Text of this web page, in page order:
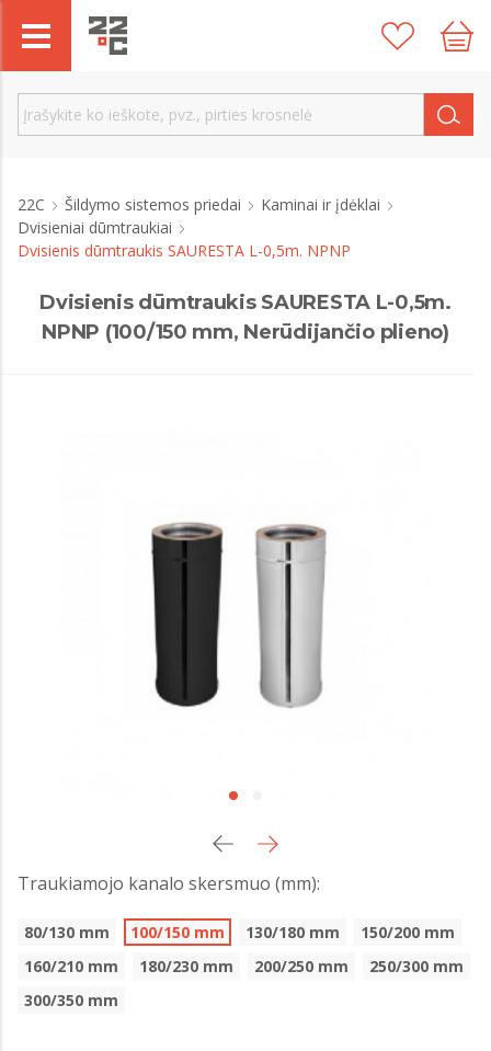
22C Šildymo sistemos priedai
Kaminai ir įdėklai
Dvisieniai dūmtraukiai
Dvisienis dūmtraukis SAURESTA L-0,5m. NPNP
Dvisienis dūmtraukis SAURESTA L-0,5m.
NPNP (100/150 mm, Nerūdijančio plieno)
Traukiamojo kanalo skersmuo (mm):
80/130 mm 100/150 mm 130/180 mm
150/200 mm
160/210 mm
180/230 mm 200/250 mm
250/300 mm
300/350 mm